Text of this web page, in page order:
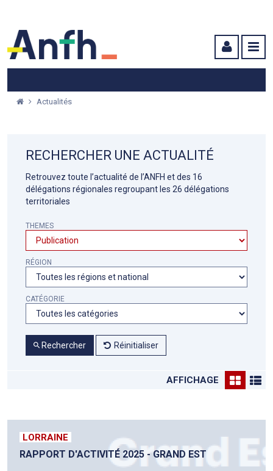
Actualités
RECHERCHER UNE ACTUALITÉ
Retrouvez toute l’actualité de l’ANFH et des 16
délégations régionales regroupant les 26 délégations
territoriales
THEMES
RÉGION
CATÉGORIE
Rechercher Réinitialiser
AFFICHAGE
LORRAINE
RAPPORT D'ACTIVITÉ 2025 - GRAND EST